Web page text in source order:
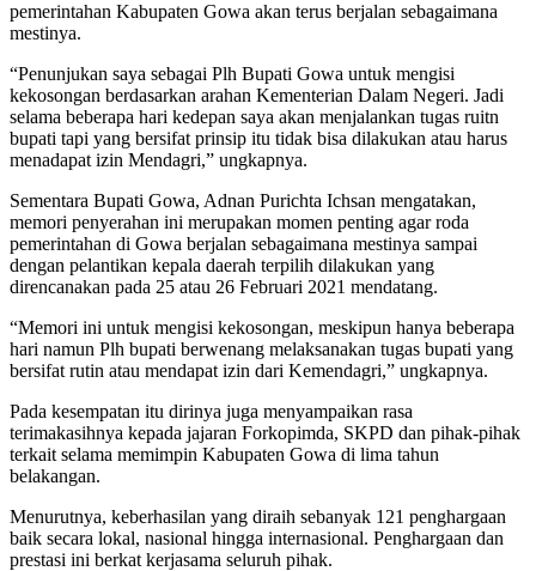
pemerintahan Kabupaten Gowa akan terus berjalan sebagaimana
mestinya.
“Penunjukan saya sebagai Plh Bupati Gowa untuk mengisi
kekosongan berdasarkan arahan Kementerian Dalam Negeri. Jadi
selama beberapa hari kedepan saya akan menjalankan tugas ruitn
bupati tapi yang bersifat prinsip itu tidak bisa dilakukan atau harus
menadapat izin Mendagri,” ungkapnya.
Sementara Bupati Gowa, Adnan Purichta Ichsan mengatakan,
memori penyerahan ini merupakan momen penting agar roda
pemerintahan di Gowa berjalan sebagaimana mestinya sampai
dengan pelantikan kepala daerah terpilih dilakukan yang
direncanakan pada 25 atau 26 Februari 2021 mendatang.
“Memori ini untuk mengisi kekosongan, meskipun hanya beberapa
hari namun Plh bupati berwenang melaksanakan tugas bupati yang
bersifat rutin atau mendapat izin dari Kemendagri,” ungkapnya.
Pada kesempatan itu dirinya juga menyampaikan rasa
terimakasihnya kepada jajaran Forkopimda, SKPD dan pihak-pihak
terkait selama memimpin Kabupaten Gowa di lima tahun
belakangan.
Menurutnya, keberhasilan yang diraih sebanyak 121 penghargaan
baik secara lokal, nasional hingga internasional. Penghargaan dan
prestasi ini berkat kerjasama seluruh pihak.